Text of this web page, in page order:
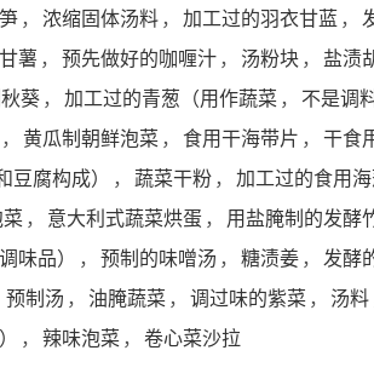
， 浓缩固体汤料 ， 加工过的羽衣甘蓝 ，
薯 ， 预先做好的咖喱汁 ， 汤粉块 ， 盐渍
葵 ， 加工过的青葱（用作蔬菜 ， 不是调
， 黄瓜制朝鲜泡菜 ， 食用干海带片 ， 干食
豆腐构成）
， 蔬菜干粉 ， 加工过的食用
菜 ， 意大利式蔬菜烘蛋 ， 用盐腌制的发酵
味品） ， 预制的味噌汤 ， 糖渍姜 ， 发酵
预制汤 ， 油腌蔬菜 ， 调过味的紫菜 ， 汤料
， 辣味泡菜 ， 卷心菜沙拉